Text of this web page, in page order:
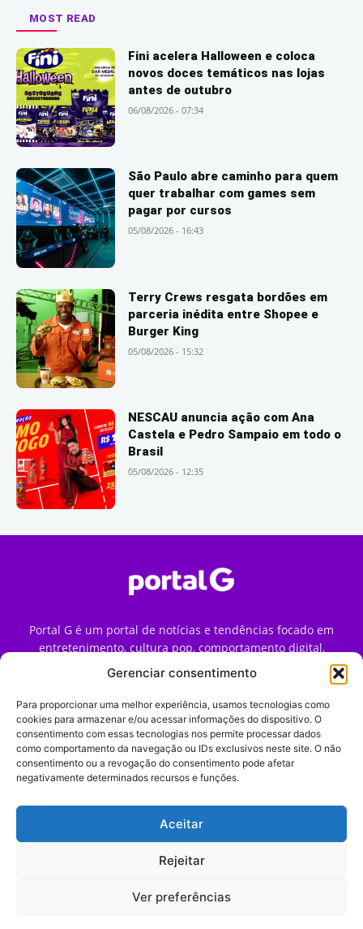
Gerenciar consentimento
Para proporcionar uma melhor experiência, usamos tecnologias como
cookies para armazenar e/ou acessar informações do dispositivo. O
consentimento com essas tecnologias nos permite processar dados
como comportamento da navegação ou IDs exclusivos neste site. O não
consentimento ou a revogação do consentimento pode afetar
negativamente determinados recursos e funções.
Aceitar
Rejeitar
Ver preferências
MOST READ
Fini acelera Halloween e coloca
novos doces temáticos nas lojas
antes de outubro
06/08/2026 - 07:34
São Paulo abre caminho para quem
quer trabalhar com games sem
pagar por cursos
05/08/2026 - 16:43
Terry Crews resgata bordões em
parceria inédita entre Shopee e
Burger King
05/08/2026 - 15:32
NESCAU anuncia ação com Ana
Castela e Pedro Sampaio em todo o
Brasil
05/08/2026 - 12:35
Portal G é um portal de notícias e tendências focado em
entretenimento, cultura pop, comportamento digital,
streaming, games e iniciativas de marca que impactam a
forma como o público vive e consome internet no Brasil.
Contato:contato@portalg.com.br
Início Sobre
Termos de Uso
Política de Privacidade
Contato